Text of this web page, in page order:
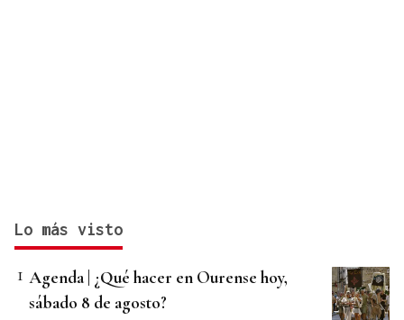
Lo más visto
Agenda | ¿Qué hacer en Ourense hoy,
sábado 8 de agosto?